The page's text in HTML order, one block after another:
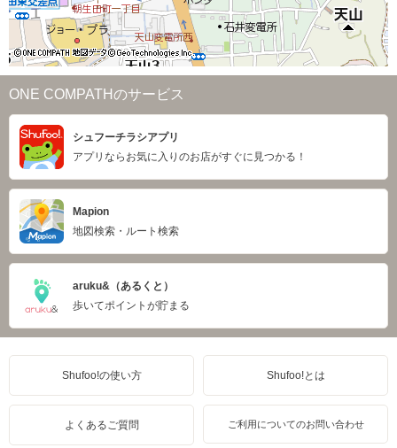
ONE COMPATHのサービス
シュフーチラシアプリ
アプリならお気に入りのお店がすぐに見つかる！
Mapion
地図検索・ルート検索
aruku&（あるくと）
歩いてポイントが貯まる
Shufoo!の使い方 Shufoo!とは
よくあるご質問 ご利用についてのお問い合わせ